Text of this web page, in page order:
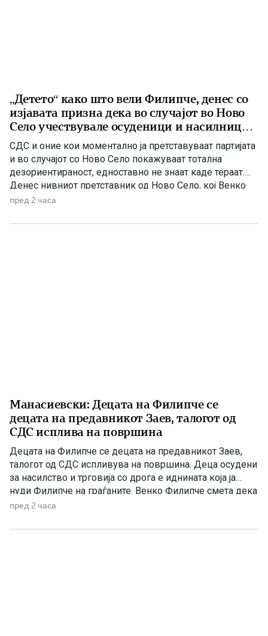
„Детето“ како што вели Филипче, денес со
изјавата призна дека во случајот во Ново
Село учествувале осуденици и насилници,
ова е талогот на Македонија
СДС и оние кои моментално ја претставуваат партијата
и во случајот со Ново Село покажуваат тотална
дезориентираност, едноставно не знаат каде тераат.
Денес нивниот претставник од Ново Село, кој Венко
Филипче го нарекува дете или воопшто учесниците во
ги нарече деца, јавно призна дека е насилник и
пред 2 часа
Манасиевски: Децата на Филипче се
децата на предавникот Заев, талогот од
СДС исплива на површина
Децата на Филипче се децата на предавникот Заев,
талогот од СДС испливува на површина. Деца осудени
за насилство и трговија со дрога е иднината која ја
нуди Филипче на граѓаните. Венко Филипче смета дека
со насилници и лица корисници на наркотични
Христијан Ефтимов внук на Заеви, […]
пред 2 часа